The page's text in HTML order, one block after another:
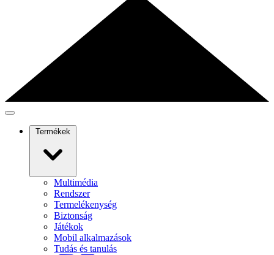
Termékek
Multimédia
Rendszer
Termelékenység
Biztonság
Játékok
Mobil alkalmazások
Tudás és tanulás